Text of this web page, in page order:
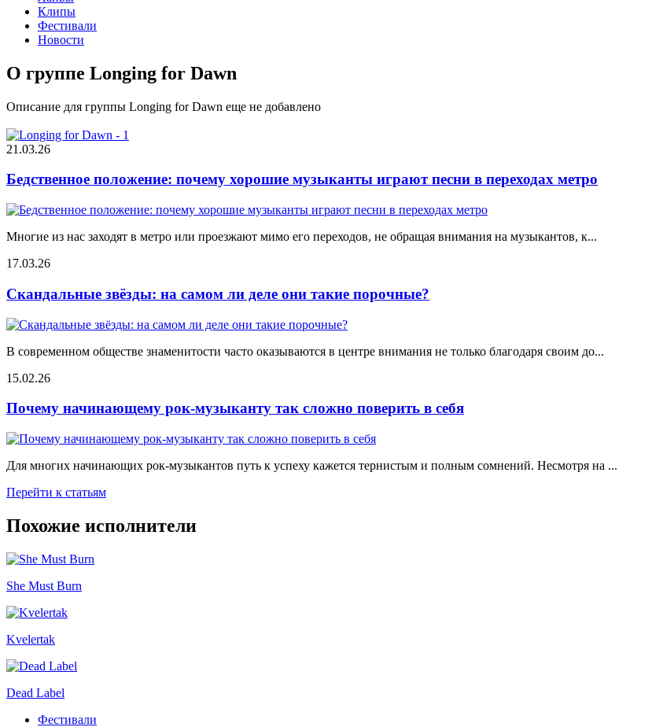
Клипы
Фестивали
Новости
О группе Longing for Dawn
Описание для группы Longing for Dawn еще не добавлено
21.03.26
Бедственное положение: почему хорошие музыканты играют песни в переходах метро
Многие из нас заходят в метро или проезжают мимо его переходов, не обращая внимания на музыкантов, к...
17.03.26
Скандальные звёзды: на самом ли деле они такие порочные?
В современном обществе знаменитости часто оказываются в центре внимания не только благодаря своим до...
15.02.26
Почему начинающему рок-музыканту так сложно поверить в себя
Для многих начинающих рок-музыкантов путь к успеху кажется тернистым и полным сомнений. Несмотря на ...
Перейти к статьям
Похожие исполнители
She Must Burn
Kvelertak
Dead Label
Фестивали